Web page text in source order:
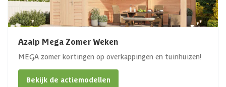
Azalp Mega Zomer Weken
MEGA zomer kortingen op overkappingen en tuinhuizen!
Bekijk de actiemodellen